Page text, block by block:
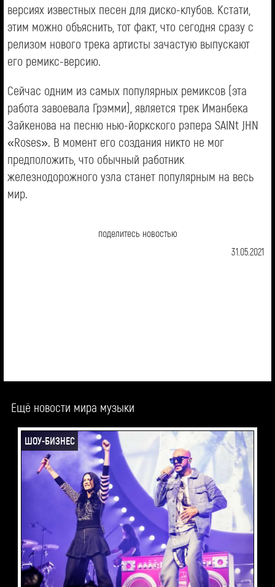
версиях известных песен для диско-клубов. Кстати,
этим можно объяснить, тот факт, что сегодня сразу с
релизом нового трека артисты зачастую выпускают
его ремикс-версию.
Сейчас одним из самых популярных ремиксов (эта
работа завоевала Грэмми), является трек Иманбека
Зайкенова на песню нью-йоркского рэпера SAINt JHN
«Roses». В момент его создания никто не мог
предположить, что обычный работник
железнодорожного узла станет популярным на весь
мир.
поделитесь новостью
31.05.2021
Ещё новости мира музыки
ШОУ-БИЗНЕС